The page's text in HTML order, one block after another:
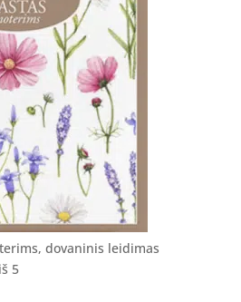
dovaninis leidimas
5